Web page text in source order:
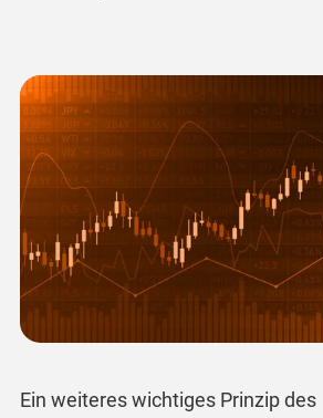
Ein weiteres wichtiges Prinzip des